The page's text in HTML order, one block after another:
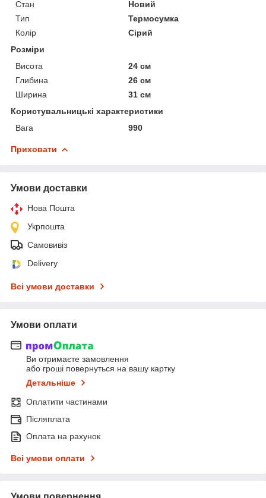
Стан
Новий
Тип
Термосумка
Колір
Сірий
Розміри
Висота
24 см
Глибина
26 см
Ширина
31 см
Користувальницькі характеристики
Вага
990
Приховати
Умови доставки
Нова Пошта
Укрпошта
Самовивіз
Delivery
Всі умови доставки
Умови оплати
Ви отримаєте замовлення
або гроші повернуться на вашу картку
Детальніше
Оплатити частинами
Післяплата
Оплата на рахунок
Всі умови оплати